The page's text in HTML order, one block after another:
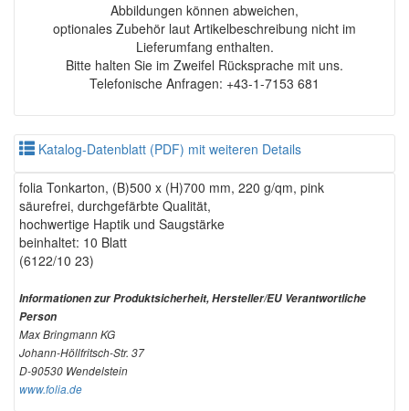
Abbildungen können abweichen,
optionales Zubehör laut Artikelbeschreibung nicht im
Lieferumfang enthalten.
Bitte halten Sie im Zweifel Rücksprache mit uns.
Telefonische Anfragen: +43-1-7153 681
Katalog-Datenblatt (PDF) mit weiteren Details
folia Tonkarton, (B)500 x (H)700 mm, 220 g/qm, pink
säurefrei, durchgefärbte Qualität,
hochwertige Haptik und Saugstärke
beinhaltet: 10 Blatt
(6122/10 23)
Informationen zur Produktsicherheit, Hersteller/EU Verantwortliche
Person
Max Bringmann KG
Johann-Höllfritsch-Str. 37
D-90530 Wendelstein
www.folia.de